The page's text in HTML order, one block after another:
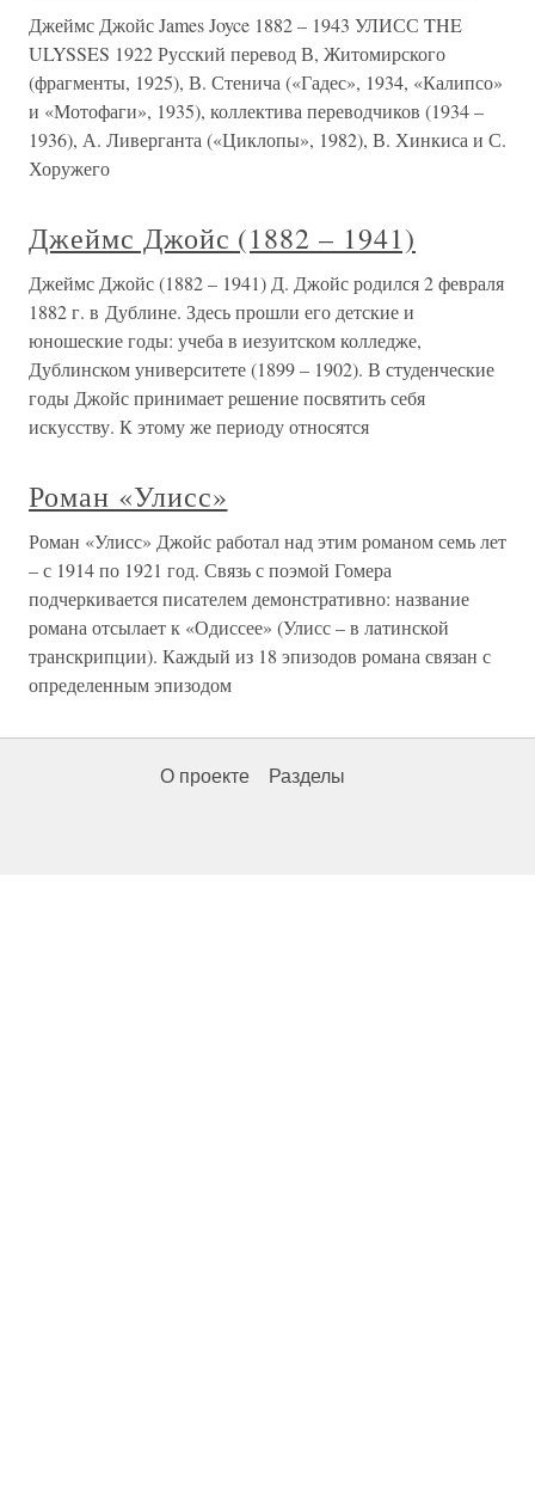
Джеймс Джойс James Joyce 1882 – 1943 УЛИСС THE
ULYSSES 1922 Русский перевод В, Житомирского
(фрагменты, 1925), В. Стенича («Гадес», 1934, «Калипсо»
и «Мотофаги», 1935), коллектива переводчиков (1934 –
1936), А. Ливерганта («Циклопы», 1982), В. Хинкиса и С.
Хоружего
Джеймс Джойс (1882 – 1941)
Джеймс Джойс (1882 – 1941) Д. Джойс родился 2 февраля
1882 г. в Дублине. Здесь прошли его детские и
юношеские годы: учеба в иезуитском колледже,
Дублинском университете (1899 – 1902). В студенческие
годы Джойс принимает решение посвятить себя
искусству. К этому же периоду относятся
Роман «Улисс»
Роман «Улисс» Джойс работал над этим романом семь лет
– с 1914 по 1921 год. Связь с поэмой Гомера
подчеркивается писателем демонстративно: название
романа отсылает к «Одиссее» (Улисс – в латинской
транскрипции). Каждый из 18 эпизодов романа связан с
определенным эпизодом
О проекте Разделы